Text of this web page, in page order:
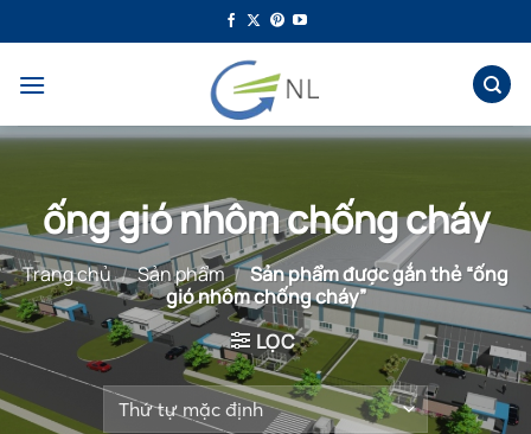
qua
dung
ống gió nhôm chống cháy
Trang chủ / Sản phẩm / Sản phẩm được gắn thẻ “ống
gió nhôm chống cháy”
LỌC